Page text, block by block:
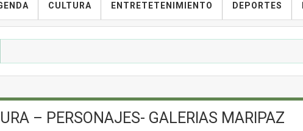
CULTURA ENTRETETENIMIENTO DEPORTES
– PERSONAJES- GALERIAS MARIPAZ